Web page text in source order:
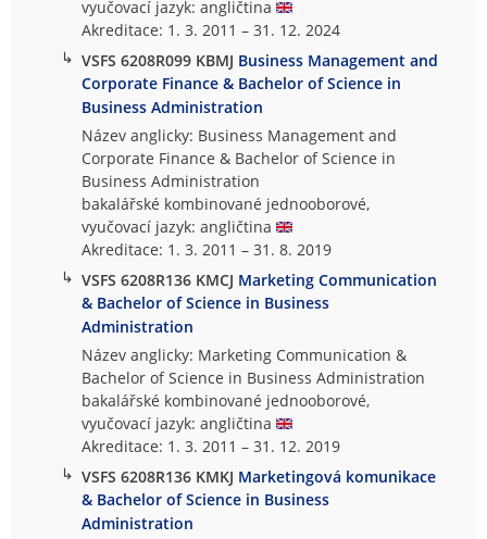
vyučovací jazyk: angličtina
Akreditace: 1. 3. 2011 – 31. 12. 2024
↳ VSFS 6208R099 KBMJ Business Management and
Corporate Finance & Bachelor of Science in
Business Administration
Název anglicky: Business Management and
Corporate Finance & Bachelor of Science in
Business Administration
bakalářské kombinované jednooborové,
vyučovací jazyk: angličtina
Akreditace: 1. 3. 2011 – 31. 8. 2019
↳ VSFS 6208R136 KMCJ Marketing Communication
& Bachelor of Science in Business
Administration
Název anglicky: Marketing Communication &
Bachelor of Science in Business Administration
bakalářské kombinované jednooborové,
vyučovací jazyk: angličtina
Akreditace: 1. 3. 2011 – 31. 12. 2019
↳ VSFS 6208R136 KMKJ Marketingová komunikace
& Bachelor of Science in Business
Administration